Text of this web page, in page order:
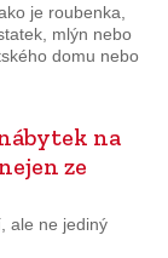
je roubenka,
mlýn nebo
domu nebo
na
ze
ale ne jediný